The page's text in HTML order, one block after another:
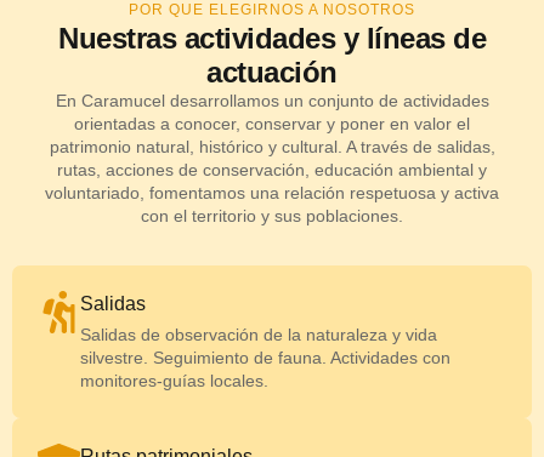
POR QUE ELEGIRNOS A NOSOTROS
Nuestras actividades y líneas de
actuación
En Caramucel desarrollamos un conjunto de actividades
orientadas a conocer, conservar y poner en valor el
patrimonio natural, histórico y cultural. A través de salidas,
rutas, acciones de conservación, educación ambiental y
voluntariado, fomentamos una relación respetuosa y activa
con el territorio y sus poblaciones.
Salidas
Salidas de observación de la naturaleza y vida
silvestre. Seguimiento de fauna. Actividades con
monitores-guías locales.